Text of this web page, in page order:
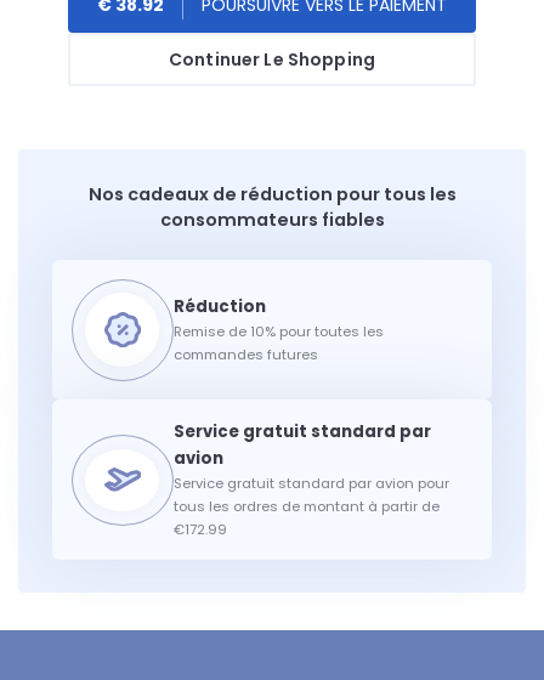
Continuer Le Shopping
€ 38.92
Nos cadeaux de réduction pour tous les
consommateurs fiables
Remise de 10% pour toutes les
commandes futures
Service gratuit standard par avion pour
tous les ordres de montant à partir de
€172.99